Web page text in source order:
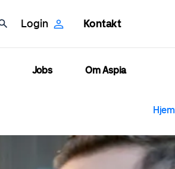
Login Kontakt
Jobs Om Aspia
Hjem